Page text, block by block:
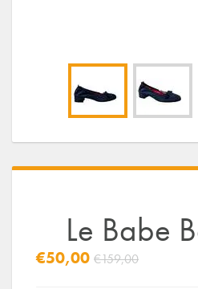
Le Babe
€50,00 €159,00